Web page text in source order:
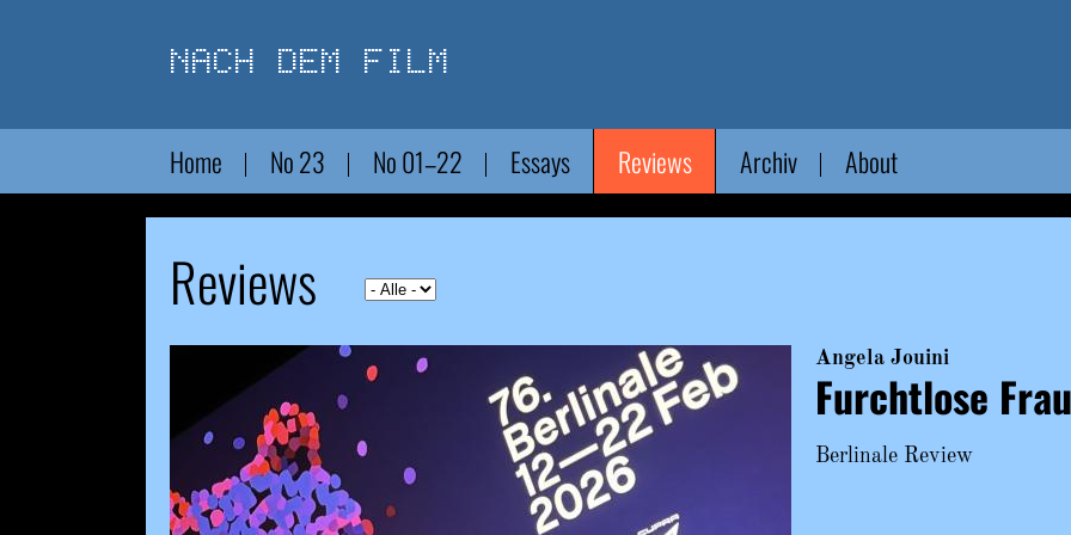
Home No 23 No 01–22 Essays Reviews Archiv About
Reviews
Angela Jouini
Furchtlose
Berlinale Review